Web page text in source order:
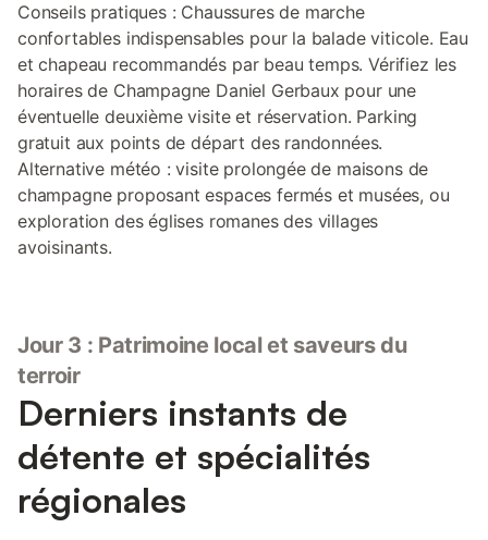
Conseils pratiques : Chaussures de marche
confortables indispensables pour la balade viticole. Eau
et chapeau recommandés par beau temps. Vérifiez les
horaires de Champagne Daniel Gerbaux pour une
éventuelle deuxième visite et réservation. Parking
gratuit aux points de départ des randonnées.
Alternative météo : visite prolongée de maisons de
champagne proposant espaces fermés et musées, ou
exploration des églises romanes des villages
avoisinants.
Jour 3 : Patrimoine local et saveurs du
terroir
Derniers instants de
détente et spécialités
régionales